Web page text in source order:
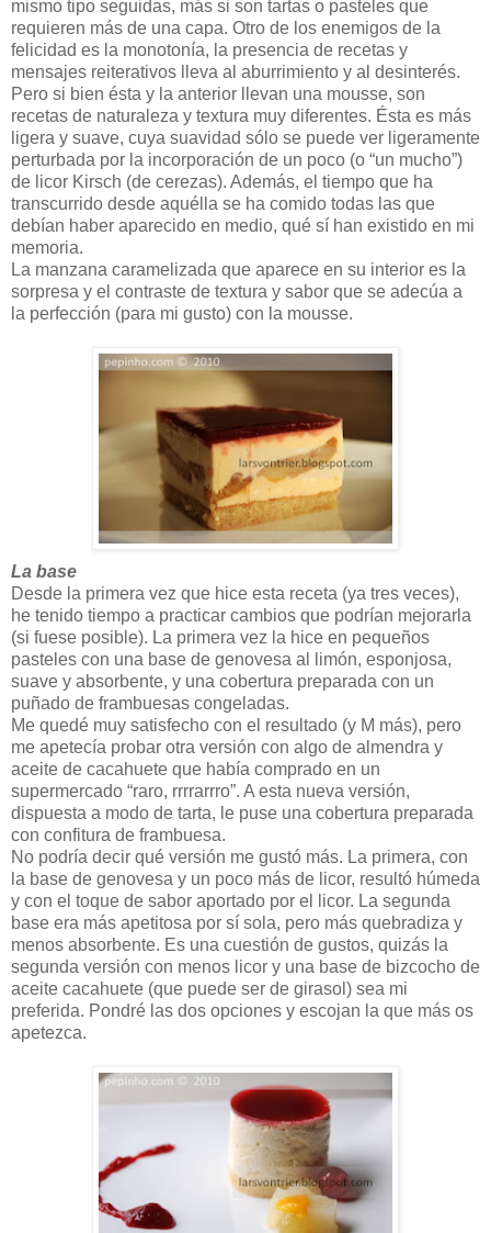
mismo tipo seguidas, más si son tartas o pasteles que
requieren más de una capa. Otro de los enemigos de la
felicidad es la monotonía, la presencia de recetas y
mensajes reiterativos lleva al aburrimiento y al desinterés.
Pero si bien ésta y la anterior llevan una mousse, son
recetas de naturaleza y textura muy diferentes. Ésta es más
ligera y suave, cuya suavidad sólo se puede ver ligeramente
perturbada por la incorporación de un poco (o “un mucho”)
de licor Kirsch (de cerezas). Además, el tiempo que ha
transcurrido desde aquélla se ha comido todas las que
debían haber aparecido en medio, qué sí han existido en mi
memoria.
La manzana caramelizada que aparece en su interior es la
sorpresa y el contraste de textura y sabor que se adecúa a
la perfección (para mi gusto) con la mousse.
La base
Desde la primera vez que hice esta receta (ya tres veces),
he tenido tiempo a practicar cambios que podrían mejorarla
(si fuese posible). La primera vez la hice en pequeños
pasteles con una base de genovesa al limón, esponjosa,
suave y absorbente, y una cobertura preparada con un
puñado de frambuesas congeladas.
Me quedé muy satisfecho con el resultado (y M más), pero
me apetecía probar otra versión con algo de almendra y
aceite de cacahuete que había comprado en un
supermercado “raro, rrrrarrro”. A esta nueva versión,
dispuesta a modo de tarta, le puse una cobertura preparada
con confitura de frambuesa.
No podría decir qué versión me gustó más. La primera, con
la base de genovesa y un poco más de licor, resultó húmeda
y con el toque de sabor aportado por el licor. La segunda
base era más apetitosa por sí sola, pero más quebradiza y
menos absorbente. Es una cuestión de gustos, quizás la
segunda versión con menos licor y una base de bizcocho de
aceite cacahuete (que puede ser de girasol) sea mi
preferida. Pondré las dos opciones y escojan la que más os
apetezca.